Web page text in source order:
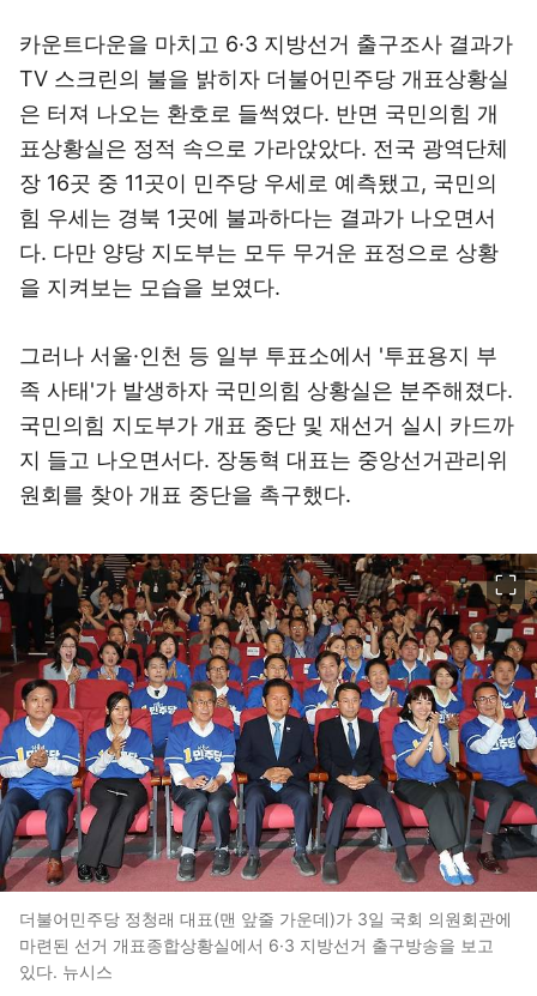
카운트다운을 마치고 6·3 지방선거 출구조사 결과가
TV 스크린의 불을 밝히자 더불어민주당 개표상황실
은 터져 나오는 환호로 들썩였다. 반면 국민의힘 개
표상황실은 정적 속으로 가라앉았다. 전국 광역단체
장 16곳 중 11곳이 민주당 우세로 예측됐고, 국민의
힘 우세는 경북 1곳에 불과하다는 결과가 나오면서
다. 다만 양당 지도부는 모두 무거운 표정으로 상황
을 지켜보는 모습을 보였다.
그러나 서울·인천 등 일부 투표소에서 '투표용지 부
족 사태'가 발생하자 국민의힘 상황실은 분주해졌다.
국민의힘 지도부가 개표 중단 및 재선거 실시 카드까
지 들고 나오면서다. 장동혁 대표는 중앙선거관리위
원회를 찾아 개표 중단을 촉구했다.
더불어민주당 정청래 대표(맨 앞줄 가운데)가 3일 국회 의원회관에
마련된 선거 개표종합상황실에서 6·3 지방선거 출구방송을 보고
있다. 뉴시스